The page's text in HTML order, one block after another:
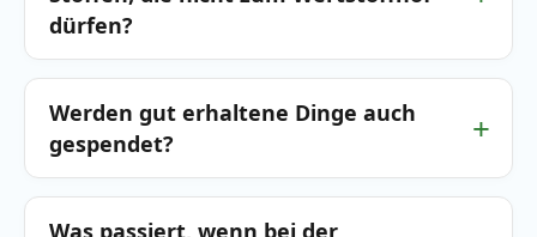
dürfen?
Werden gut erhaltene Dinge auch
gespendet?
Was passiert, wenn bei der